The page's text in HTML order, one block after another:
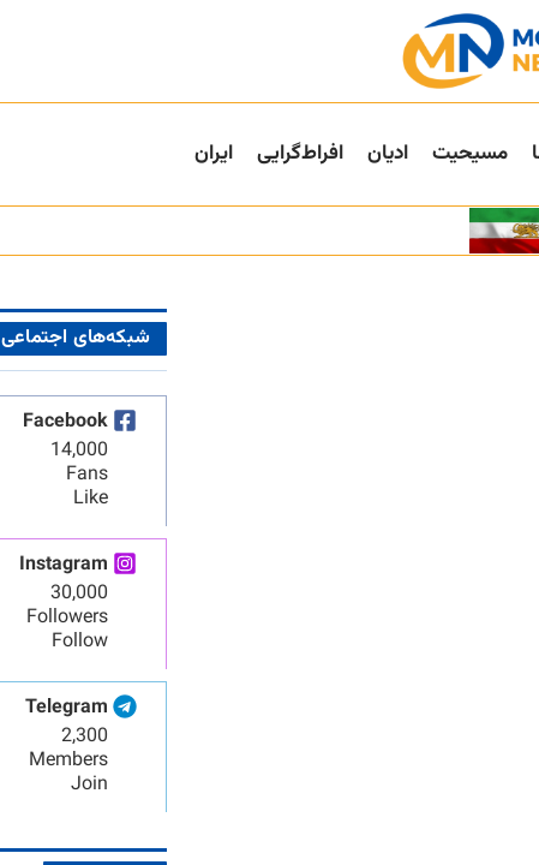
مسیحیت ادیان افراط‌گرایی ایران
شبکه‌های اجتماعی
Facebook
14,000
Fans
Like
Instagram
30,000
Followers
Follow
Telegram
2,300
Members
Join